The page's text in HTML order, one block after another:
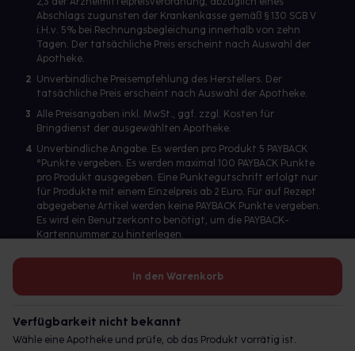
In den Warenkorb
Verfügbarkeit nicht bekannt
Wähle eine Apotheke und prüfe, ob das Produkt vorrätig ist.
Abschlags zugunsten der Krankenkasse gemäß § 130 SGB V
i.H.v. 5% bei Rechnungsbegleichung innerhalb von zehn
Tagen. Der tatsächliche Preis erscheint nach Auswahl der
Apotheke.
2 Unverbindliche Preisempfehlung des Herstellers. Der
tatsächliche Preis erscheint nach Auswahl der Apotheke.
3 Alle Preisangaben inkl. MwSt., ggf. zzgl. Kosten für
Bringdienst der ausgewählten Apotheke.
4 Unverbindliche Angabe. Es werden pro Produkt 5 PAYBACK
°Punkte vergeben. Es werden maximal 100 PAYBACK Punkte
pro Produkt ausgegeben. Eine Punktegutschrift erfolgt nur
für Produkte mit einem Einzelpreis ab 2 Euro. Für auf Rezept
abgegebene Artikel werden keine PAYBACK Punkte vergeben.
Es wird ein Benutzerkonto benötigt, um die PAYBACK-
Kartennummer zu hinterlegen.
Betreiber des Portals und verantwortlich: gesund.de GmbH &
© 2026 gesund.de GmbH & Co. KG